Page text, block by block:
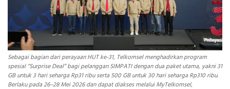
Sebagai bagian dari perayaan HUT ke-31, Telkomsel menghadirkan program
spesial “Surprise Deal” bagi pelanggan SIMPATI dengan dua paket utama, yakni 31
GB untuk 3 hari seharga Rp31 ribu serta 500 GB untuk 30 hari seharga Rp310 ribu.
Berlaku pada 26–28 Mei 2026 dan dapat diakses melalui MyTelkomsel,